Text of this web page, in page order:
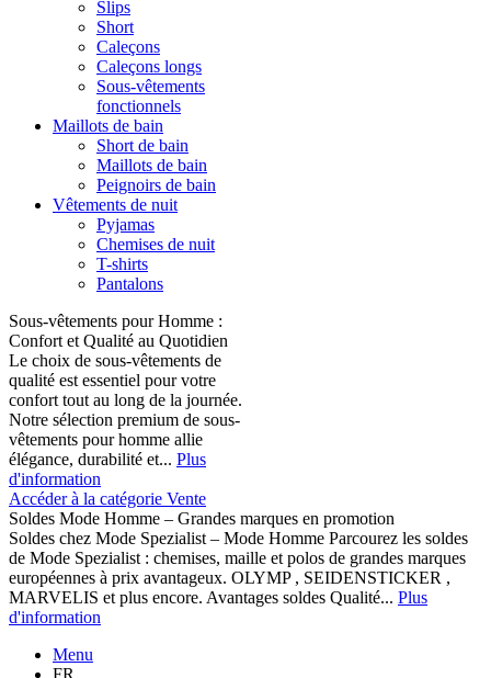
Slips
Short
Caleçons
Caleçons longs
Sous-vêtements
fonctionnels
Maillots de bain
Short de bain
Maillots de bain
Peignoirs de bain
Vêtements de nuit
Pyjamas
Chemises de nuit
T-shirts
Pantalons
Sous-vêtements pour Homme :
Confort et Qualité au Quotidien
Le choix de sous-vêtements de
qualité est essentiel pour votre
confort tout au long de la journée.
Notre sélection premium de sous-
vêtements pour homme allie
élégance, durabilité et... Plus
d'information
Accéder à la catégorie Vente
Soldes Mode Homme – Grandes marques en promotion
Soldes chez Mode Spezialist – Mode Homme Parcourez les soldes
de Mode Spezialist : chemises, maille et polos de grandes marques
européennes à prix avantageux. OLYMP , SEIDENSTICKER ,
MARVELIS et plus encore. Avantages soldes Qualité... Plus
d'information
Menu
FR